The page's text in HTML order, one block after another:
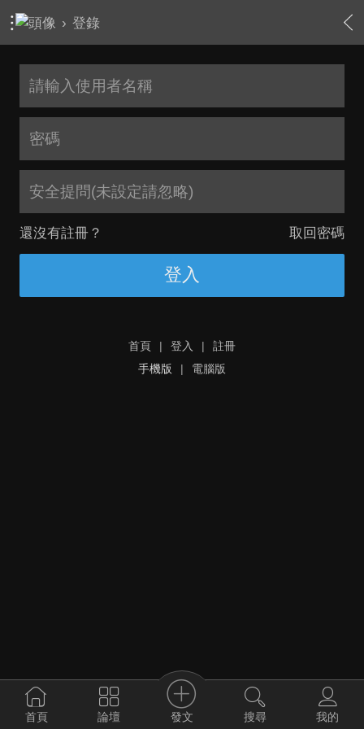
› 登錄
安全提問(未設定請忽略)
還沒有註冊？ 取回密碼
登入
首頁 | 登入 |
註冊
手機版
| 電腦版
首頁 論壇 發文 搜尋 我的